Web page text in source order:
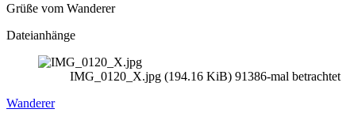
Grüße vom Wanderer
Dateianhänge
IMG_0120_X.jpg (194.16 KiB) 91386-mal betrachtet
Wanderer